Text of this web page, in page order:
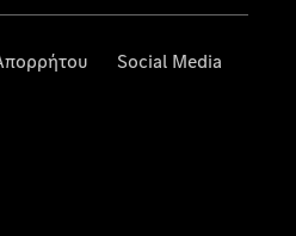
Social Media